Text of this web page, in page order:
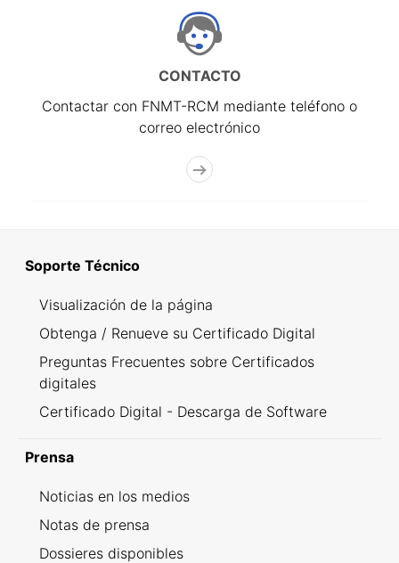
CONTACTO
Contactar con FNMT-RCM mediante teléfono o
correo electrónico
Soporte Técnico
Visualización de la página
Obtenga / Renueve su Certificado Digital
Preguntas Frecuentes sobre Certificados
digitales
Certificado Digital - Descarga de Software
Prensa
Noticias en los medios
Notas de prensa
Dossieres disponibles